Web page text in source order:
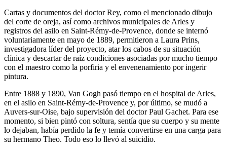
Cartas y documentos del doctor Rey, como el mencionado dibujo
del corte de oreja, así como archivos municipales de Arles y
registros del asilo en Saint-Rémy-de-Provence, donde se internó
voluntariamente en mayo de 1889, permitieron a Laura Prins,
investigadora líder del proyecto, atar los cabos de su situación
clínica y descartar de raíz condiciones asociadas por mucho tiempo
con el maestro como la porfiria y el envenenamiento por ingerir
pintura.
Entre 1888 y 1890, Van Gogh pasó tiempo en el hospital de Arles,
en el asilo en Saint-Rémy-de-Provence y, por último, se mudó a
Auvers-sur-Oise, bajo supervisión del doctor Paul Gachet. Para ese
momento, si bien pintó con soltura, sentía que su cuerpo y su mente
lo dejaban, había perdido la fe y temía convertirse en una carga para
su hermano Theo. Todo eso lo llevó al suicidio.